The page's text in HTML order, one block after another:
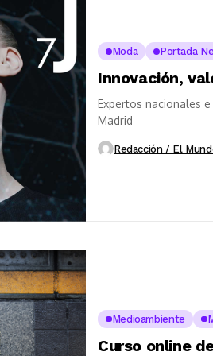
Moda Portada
Innovación,
Expertos nacionales
Madrid
Redacción / El
Medioambiente
Curso online